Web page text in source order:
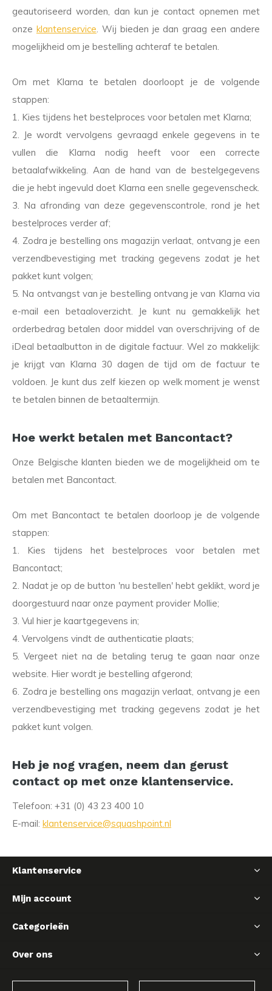
geautoriseerd worden, dan kun je contact opnemen met
onze klantenservice. Wij bieden je dan graag een andere
mogelijkheid om je bestelling achteraf te betalen.
Om met Klarna te betalen doorloopt je de volgende
stappen:
1. Kies tijdens het bestelproces voor betalen met Klarna;
2. Je wordt vervolgens gevraagd enkele gegevens in te
vullen die Klarna nodig heeft voor een correcte
betaalafwikkeling. Aan de hand van de bestelgegevens
die je hebt ingevuld doet Klarna een snelle gegevenscheck.
3. Na afronding van deze gegevenscontrole, rond je het
bestelproces verder af;
4. Zodra je bestelling ons magazijn verlaat, ontvang je een
verzendbevestiging met tracking gegevens zodat je het
pakket kunt volgen;
5. Na ontvangst van je bestelling ontvang je van Klarna via
e-mail een betaaloverzicht. Je kunt nu gemakkelijk het
orderbedrag betalen door middel van overschrijving of de
iDeal betaalbutton in de digitale factuur. Wel zo makkelijk:
je krijgt van Klarna 30 dagen de tijd om de factuur te
voldoen. Je kunt dus zelf kiezen op welk moment je wenst
te betalen binnen de betaaltermijn.
Hoe werkt betalen met Bancontact?
Onze Belgische klanten bieden we de mogelijkheid om te
betalen met Bancontact.
Om met Bancontact te betalen doorloop je de volgende
stappen:
1. Kies tijdens het bestelproces voor betalen met
Bancontact;
2. Nadat je op de button 'nu bestellen' hebt geklikt, word je
doorgestuurd naar onze payment provider Mollie;
3. Vul hier je kaartgegevens in;
4. Vervolgens vindt de authenticatie plaats;
5. Vergeet niet na de betaling terug te gaan naar onze
website. Hier wordt je bestelling afgerond;
6. Zodra je bestelling ons magazijn verlaat, ontvang je een
verzendbevestiging met tracking gegevens zodat je het
pakket kunt volgen.
Heb je nog vragen, neem dan gerust
contact op met onze klantenservice.
Telefoon: +31 (0) 43 23 400 10
E-mail: klantenservice@squashpoint.nl
Klantenservice
Mijn account
Categorieën
Over ons